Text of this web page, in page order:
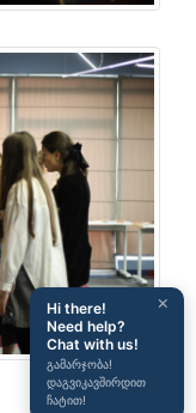
×
Hi there!
Need help?
Chat with us!
გამარჯობა!
დაგვიკავშირდით
ჩატით!